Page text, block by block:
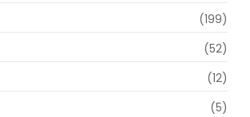
(199)
(52)
(12)
(5)